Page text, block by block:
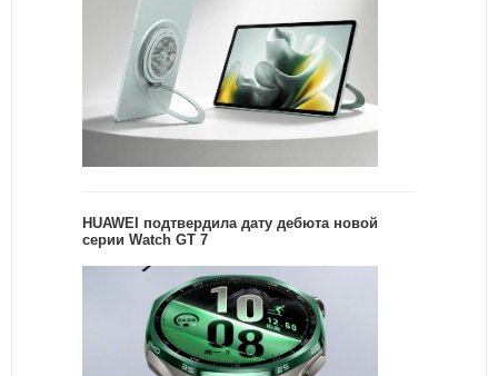
HUAWEI подтвердила дату дебюта новой
серии Watch GT 7